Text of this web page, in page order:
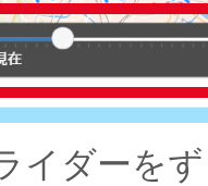
イダーを